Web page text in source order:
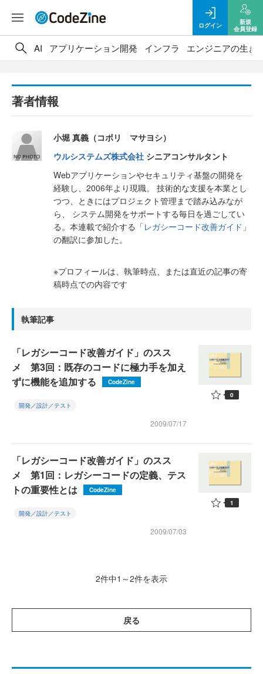
ログイン
新規
会員登録
AI アプリケーション開発 インフラ エンジニアの生き
著者情報
小堀 真義（コボリ マサヨシ）
ウルシステムズ株式会社 シニアコンサルタント
Webアプリケーションやセキュリティ基盤の開発を
経験し、2006年より現職。 技術的な支援を本業とし
つつ、ときにはプロジェクト管理まで踏み込みなが
ら、 システム開発をサポートする毎日を過ごしてい
る。本連載で紹介する「レガシーコード改善ガイド 」
の翻訳に参加した。
※プロフィールは、執筆時点、または直近の記事の寄
稿時点での内容です
執筆記事
「レガシーコード改善ガイド」のスス
メ 第3回：既存のコードに極力手を加え
ずに機能を追加する
CodeZine
開発／設計／テスト
2009/07/17
0
「レガシーコード改善ガイド」のスス
メ 第1回：レガシーコードの定義、テス
トの重要性とは
CodeZine
開発／設計／テスト
2009/07/03
1
2件中1～2件を表示
戻る